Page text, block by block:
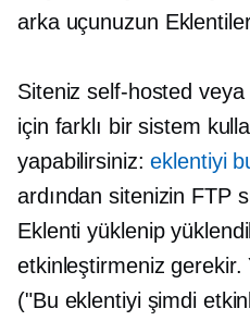
arka uçunuzun
Sitenizself-hosted veya
için farklı bir sistem
yapabilirsiniz:eklentiyi
ardından sitenizin FTP
Eklenti yüklenip
etkinleştirmeniz gerekir.
("Bu eklentiyi şimdi